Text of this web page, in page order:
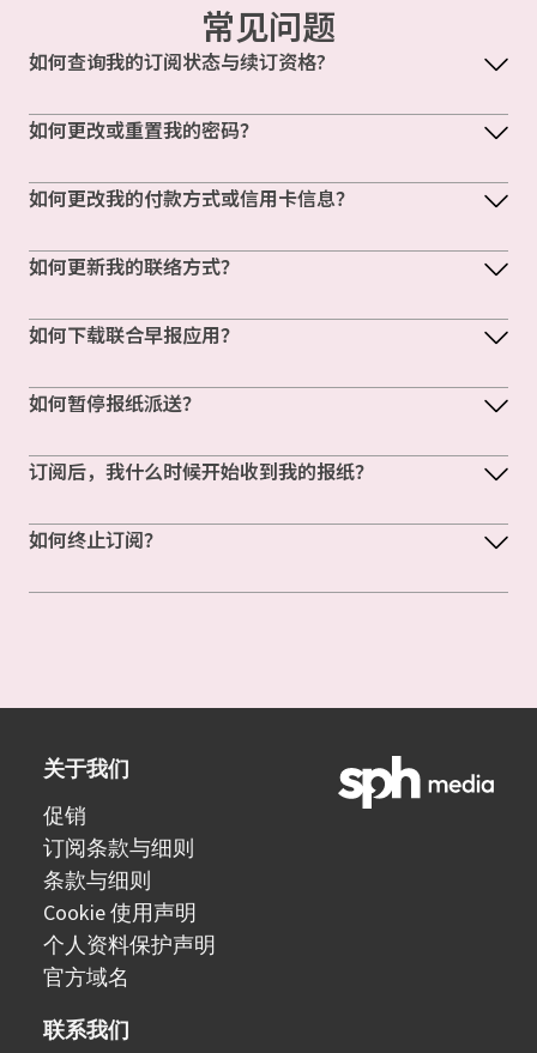
常见问题
如何查询我的订阅状态与续订资格?
如何更改或重置我的密码？
如何更改我的付款方式或信用卡信息？
如何更新我的联络方式？
如何下载联合早报应用？
如何暂停报纸派送？
订阅后，我什么时候开始收到我的报纸？
如何终止订阅？
关于我们
促销
订阅条款与细则
条款与细则
Cookie 使用声明
个人资料保护声明
官方域名
联系我们